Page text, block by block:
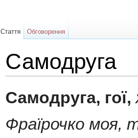
Самодруга
Самодруга, гої,
Фраїрочко моя,
Стаття Обговорення